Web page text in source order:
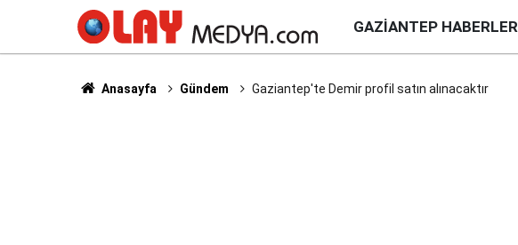
GAZIANTEP HABERLER
Anasayfa Gündem Gaziantep'te Demir profil satın alınacaktır